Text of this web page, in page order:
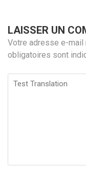
LAISSER UN
Votre adresse e-mail
obligatoires sont
Test